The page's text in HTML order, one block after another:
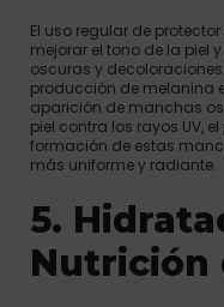
El uso regular de
mejorar el tono de la piel
oscuras y
producción de melanina
aparición de manchas
piel contra los rayos UV,
formación de estas
más uniforme y radiante.
5.
Nutrición